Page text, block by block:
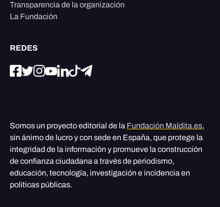
Transparencia de la organización
La Fundación
REDES
Somos un proyecto editorial de la Fundación Maldita.es,
sin ánimo de lucro y con sede en España, que protege la
integridad de la información y promueve la construcción
de confianza ciudadana a través de periodismo,
educación, tecnología, investigación e incidencia en
políticas públicas.